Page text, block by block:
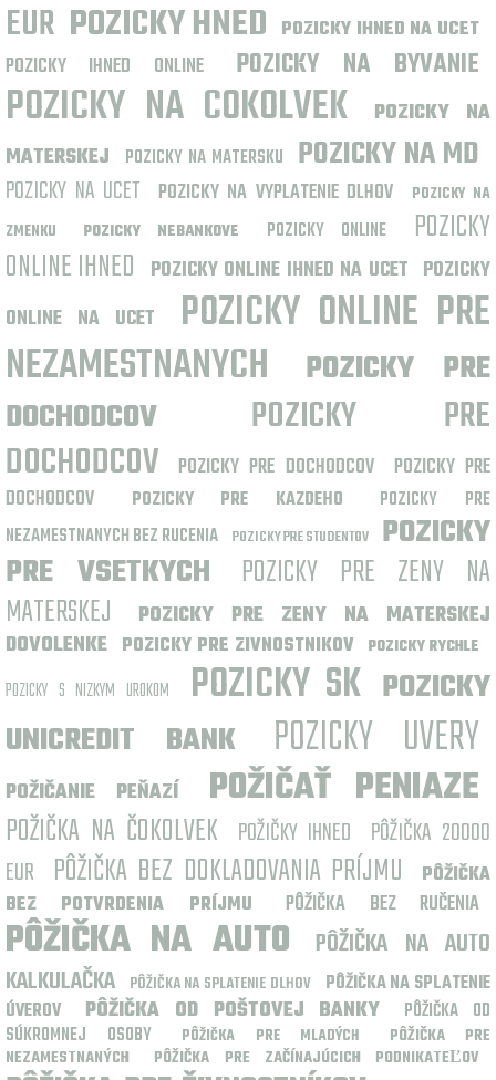
EUR POZICKY HNED POZICKY IHNED NA UCET
POZICKY IHNED ONLINE POZICKY NA BYVANIE
POZICKY NA COKOLVEK
POZICKY NA
MATERSKEJ
POZICKY NA MATERSKU POZICKY NA MD
POZICKY NA UCET POZICKY NA VYPLATENIE DLHOV
POZICKY NA
ZMENKU
POZICKY NEBANKOVE POZICKY ONLINE
POZICKY
ONLINE IHNED POZICKY ONLINE IHNED NA UCET POZICKY
ONLINE NA UCET
POZICKY ONLINE PRE
NEZAMESTNANYCH
POZICKY PRE
DOCHODCOV
POZICKY PRE
DOCHODCOV
POZICKY PRE DOCHODCOV
POZICKY PRE
DOCHODCOV
POZICKY PRE KAZDEHO
POZICKY PRE
NEZAMESTNANYCH BEZ RUCENIA
POZICKY PRE STUDENTOV
POZICKY
PRE VSETKYCH
POZICKY PRE ZENY NA
MATERSKEJ
POZICKY PRE ZENY NA MATERSKEJ
DOVOLENKE POZICKY PRE ZIVNOSTNIKOV POZICKY RYCHLE
POZICKY S NIZKYM UROKOM POZICKY SK POZICKY
UNICREDIT BANK
POZICKY UVERY
POŽIČANIE PEŇAZÍ POŽIČAŤ PENIAZE
POŽIČKA NA ČOKOLVEK POŽIČKY IHNED PÔŽIČKA 20000
EUR PÔŽIČKA BEZ DOKLADOVANIA PRÍJMU
PÔŽIČKA
BEZ POTVRDENIA PRÍJMU
PÔŽIČKA BEZ RUČENIA
PÔŽIČKA NA AUTO
PÔŽIČKA NA AUTO
KALKULAČKA
PÔŽIČKA NA SPLATENIE DLHOV
PÔŽIČKA NA SPLATENIE
ÚVEROV
PÔŽIČKA OD POŠTOVEJ BANKY
PÔŽIČKA OD
SÚKROMNEJ OSOBY
PÔŽIČKA PRE MLADÝCH
PÔŽIČKA PRE
NEZAMESTNANÝCH
PÔŽIČKA PRE ZAČÍNAJÚCICH PODNIKATEĽOV